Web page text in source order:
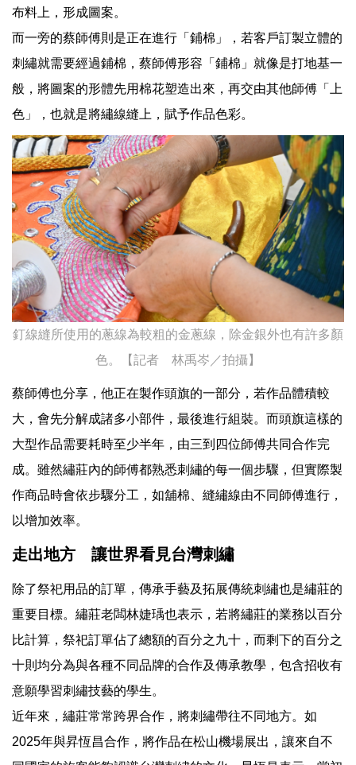
布料上，形成圖案。
而一旁的蔡師傅則是正在進行「鋪棉」，若客戶訂製立體的
刺繡就需要經過鋪棉，蔡師傅形容「鋪棉」就像是打地基一
般，將圖案的形體先用棉花塑造出來，再交由其他師傅「上
色」，也就是將繡線縫上，賦予作品色彩。
釘線縫所使用的蔥線為較粗的金蔥線，除金銀外也有許多顏
色。【記者 林禹岑／拍攝】
蔡師傅也分享，他正在製作頭旗的一部分，若作品體積較
大，會先分解成諸多小部件，最後進行組裝。而頭旗這樣的
大型作品需要耗時至少半年，由三到四位師傅共同合作完
成。雖然繡莊內的師傅都熟悉刺繡的每一個步驟，但實際製
作商品時會依步驟分工，如舖棉、縫繡線由不同師傅進行，
以增加效率。
走出地方 讓世界看見台灣刺繡
除了祭祀用品的訂單，傳承手藝及拓展傳統刺繡也是繡莊的
重要目標。繡莊老闆林婕瑀也表示，若將繡莊的業務以百分
比計算，祭祀訂單佔了總額的百分之九十，而剩下的百分之
十則均分為與各種不同品牌的合作及傳承教學，包含招收有
意願學習刺繡技藝的學生。
近年來，繡莊常常跨界合作，將刺繡帶往不同地方。如
2025年與昇恆昌合作，將作品在松山機場展出，讓來自不